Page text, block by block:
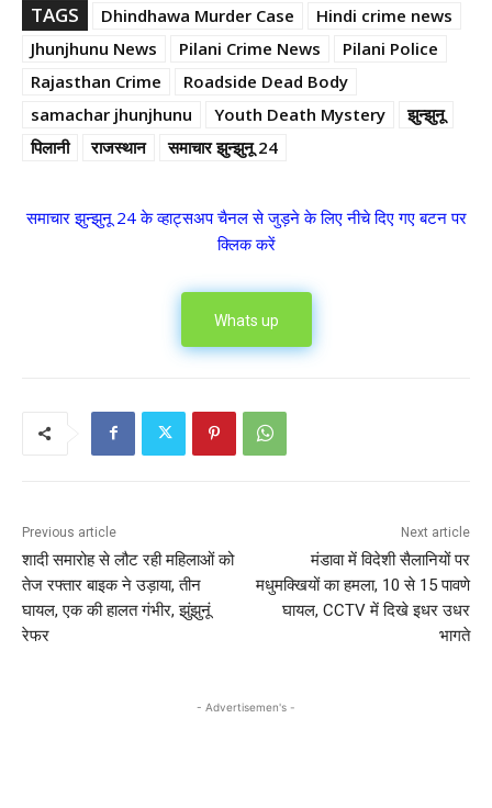
TAGS Dhindhawa Murder Case
Hindi crime news
Jhunjhunu News
Pilani Crime News
Pilani Police
Rajasthan Crime
Roadside Dead Body
samachar jhunjhunu
Youth Death Mystery
झुन्झुनू
पिलानी
राजस्थान समाचार झुन्झुनू 24
समाचार झुन्झुनू 24 के व्हाट्सअप चैनल से जुड़ने के लिए नीचे दिए गए बटन पर
क्लिक करें
Whats up
Previous article
शादी समारोह से लौट रही महिलाओं को
तेज रफ्तार बाइक ने उड़ाया, तीन
घायल, एक की हालत गंभीर, झुंझुनूं
रेफर
Next article
मंडावा में विदेशी सैलानियों पर
मधुमक्खियों का हमला, 10 से 15 पावणे
घायल, CCTV में दिखे इधर उधर
भागते
- Advertisemen's -